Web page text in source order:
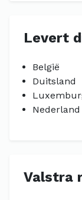
Levert
België
Duitsland
Nederland
Valstra